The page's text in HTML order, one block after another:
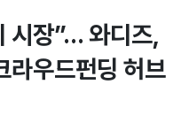
시장”… 와디즈,
우드펀딩 허브